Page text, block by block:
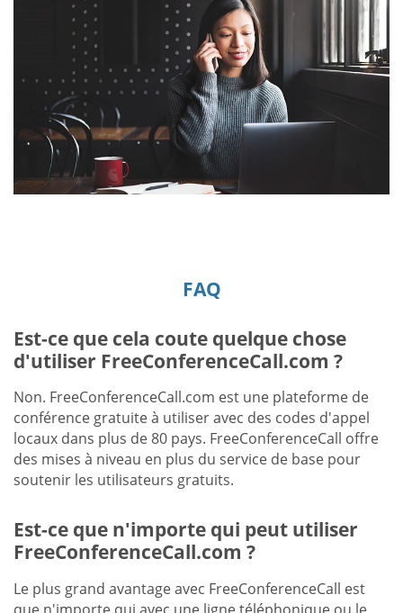
FAQ
Est-ce que cela coute quelque chose
d'utiliser FreeConferenceCall.com ?
Non. FreeConferenceCall.com est une plateforme de
conférence gratuite à utiliser avec des codes d'appel
locaux dans plus de 80 pays. FreeConferenceCall offre
des mises à niveau en plus du service de base pour
soutenir les utilisateurs gratuits.
Est-ce que n'importe qui peut utiliser
FreeConferenceCall.com ?
Le plus grand avantage avec FreeConferenceCall est
que n'importe qui avec une ligne téléphonique ou le